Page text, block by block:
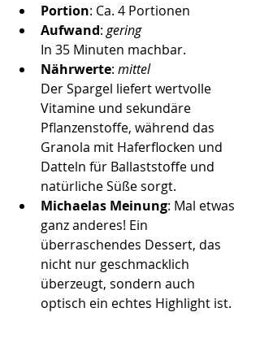
Portion: Ca. 4 Portionen
Aufwand: gering
In 35 Minuten machbar.
Nährwerte: mittel
Der Spargel liefert wertvolle
Vitamine und sekundäre
Pflanzenstoffe, während das
Granola mit Haferflocken und
Datteln für Ballaststoffe und
natürliche Süße sorgt.
Michaelas Meinung: Mal etwas
ganz anderes! Ein
überraschendes Dessert, das
nicht nur geschmacklich
überzeugt, sondern auch
optisch ein echtes Highlight ist.